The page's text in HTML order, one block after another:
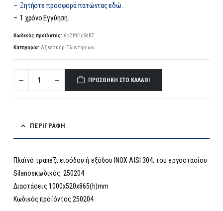
– Ζητήστε προσφορά πατώντας εδώ.
– 1 χρόνο Εγγύηση.
Κωδικός προϊόντος: 6c21f61c5db7
Κατηγορία: Αξεσουάρ Πλυντηρίων
ΠΡΟΣΘΉΚΗ ΣΤΟ ΚΑΛΆΘΙ
ΠΕΡΙΓΡΑΦΉ
Πλαϊνό τραπέζι εισόδου ή εξόδου INOX AISI 304, του εργοστασίου
Silanosκωδικός: 250204
Διαστάσεις 1000x520x865(h)mm
Κωδικός προϊόντος 250204